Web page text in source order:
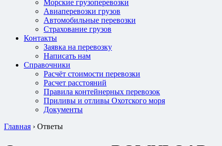
Морские грузоперевозки
Авиаперевозки грузов
Автомобильные перевозки
Страхование грузов
Контакты
Заявка на перевозку
Написать нам
Справочники
Расчёт стоимости перевозки
Расчет расстояний
Правила контейнерных перевозок
Приливы и отливы Охотского моря
Документы
Главная › Ответы